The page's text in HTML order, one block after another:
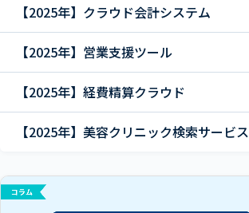
【2025年】クラウド会計システム
【2025年】営業支援ツール
【2025年】経費精算クラウド
【2025年】美容クリニック検索サービス